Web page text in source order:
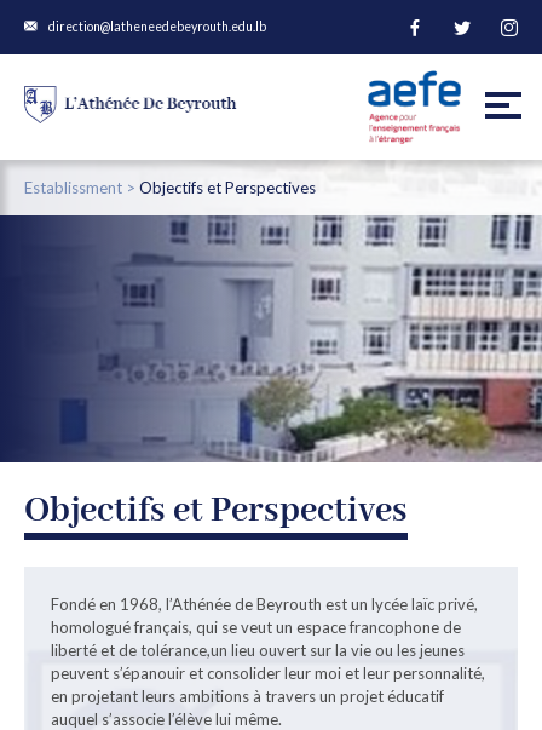
direction@latheneedebeyrouth.edu.lb
Establissment > Objectifs et Perspectives
Objectifs et Perspectives
Fondé en 1968, l’Athénée de Beyrouth est un lycée laïc privé,
homologué français, qui se veut un espace francophone de
liberté et de tolérance,un lieu ouvert sur la vie ou les jeunes
peuvent s’épanouir et consolider leur moi et leur personnalité,
en projetant leurs ambitions à travers un projet éducatif
auquel s’associe l’élève lui même.